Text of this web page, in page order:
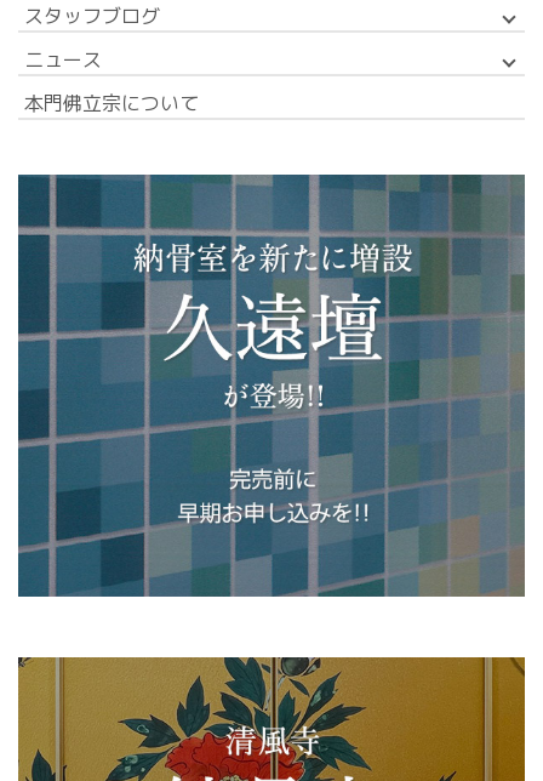
スタッフブログ
ニュース
本門佛立宗について